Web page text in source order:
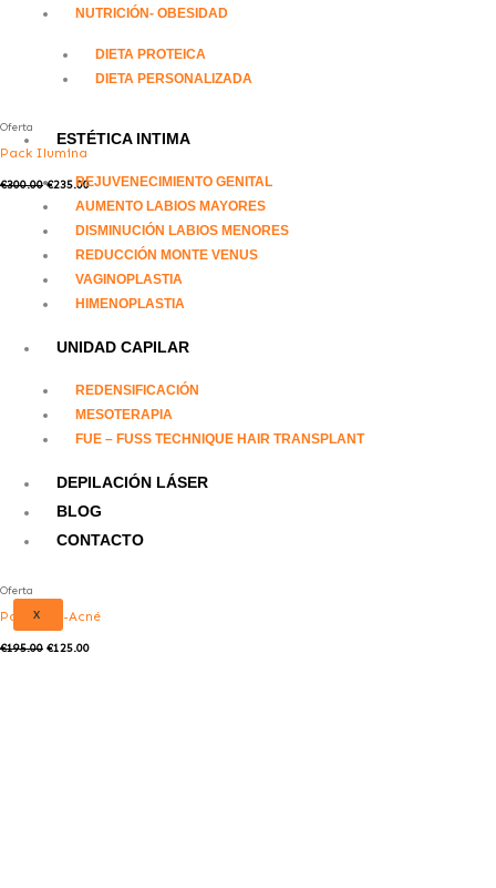
NUTRICIÓN- OBESIDAD
DIETA PROTEICA
DIETA PERSONALIZADA
ESTÉTICA INTIMA
REJUVENECIMIENTO GENITAL
AUMENTO LABIOS MAYORES
DISMINUCIÓN LABIOS MENORES
REDUCCIÓN MONTE VENUS
VAGINOPLASTIA
HIMENOPLASTIA
UNIDAD CAPILAR
REDENSIFICACIÓN
MESOTERAPIA
FUE – FUSS TECHNIQUE HAIR TRANSPLANT
DEPILACIÓN LÁSER
BLOG
CONTACTO
X
Oferta
Pack Ilumina
€300.00 €235.00
Oferta
Pack Anti-Acné
€195.00 €125.00